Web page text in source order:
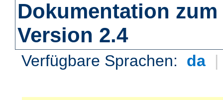
Dokumentation zum
Version 2.4
Verfügbare Sprachen: da |